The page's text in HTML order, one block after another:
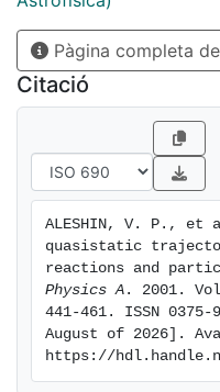
35×10−21 s.
Pàgina completa
Citació
ALESHIN, V. P., et
quasistatic
reactions and
Physics A . 2001.
441-461. ISSN
August of 2026].
https://